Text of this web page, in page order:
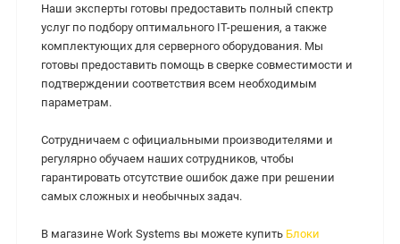
Наши эксперты готовы предоставить полный спектр
услуг по подбору оптимального IT-решения, а также
комплектующих для серверного оборудования. Мы
готовы предоставить помощь в сверке совместимости и
подтверждении соответствия всем необходимым
параметрам.
Сотрудничаем с официальными производителями и
регулярно обучаем наших сотрудников, чтобы
гарантировать отсутствие ошибок даже при решении
самых сложных и необычных задач.
В магазине Work Systems вы можете купить Блоки